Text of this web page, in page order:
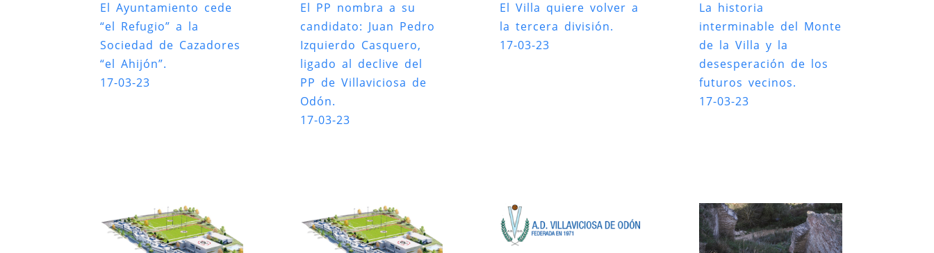
El Ayuntamiento cede
“el Refugio” a la
Sociedad de Cazadores
“el Ahijón”.
17-03-23
El PP nombra a su
candidato: Juan Pedro
Izquierdo Casquero,
ligado al declive del
PP de Villaviciosa de
Odón.
17-03-23
El Villa quiere volver a
la tercera división.
17-03-23
La historia
interminable del Monte
de la Villa y la
desesperación de los
futuros vecinos.
17-03-23